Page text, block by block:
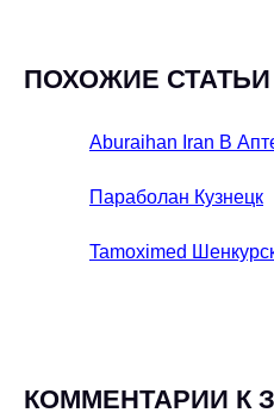
ПОХОЖИЕ СТАТЬИ
Aburaihan Iran В
Параболан Кузнецк
Tamoximed
КОММЕНТАРИИ К